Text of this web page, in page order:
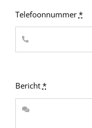
Telefoonnummer *
Bericht *